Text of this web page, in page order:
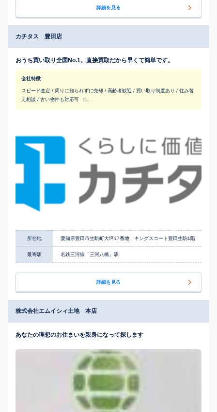
詳細を見る
カチタス 豊田店
おうち買い取り全国No.1。直接買取だから早くて簡単です。
会社特徴
スピード査定 / 周りに知られずに売却 / 高齢者歓迎 / 買い取り制度あり / 住み替
え相談 / 古い物件も対応可
他...
所在地 愛知県豊田市生駒町大坪17番地 キングスコート豊田生駒1階
最寄駅 名鉄三河線「三河八橋」駅
詳細を見る
株式会社エムイシィ土地 本店
あなたの理想のお住まいを親身になって探します